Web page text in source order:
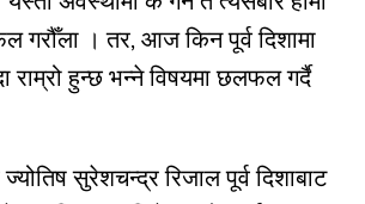
गरौँला । तर, आज किन पूर्व दिशामा
राम्रो हुन्छ भन्ने विषयमा छलफल गर्दै
सुरेशचन्द्र रिजाल पूर्व दिशाबाट